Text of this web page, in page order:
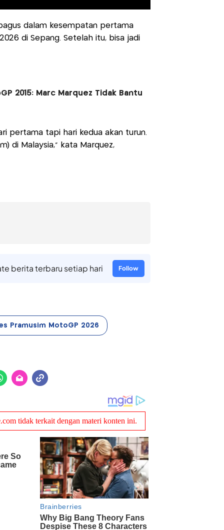
dalam kesempatan pertama
di Sepang. Setelah itu, bisa jadi
2015: Marc Marquez Tidak Bantu
pertama tapi hari kedua akan turun.
di Malaysia,” kata Marquez,
berita terbaru setiap hari Follow
Pramusim MotoGP 2026